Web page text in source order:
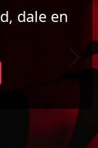
Next
dale en